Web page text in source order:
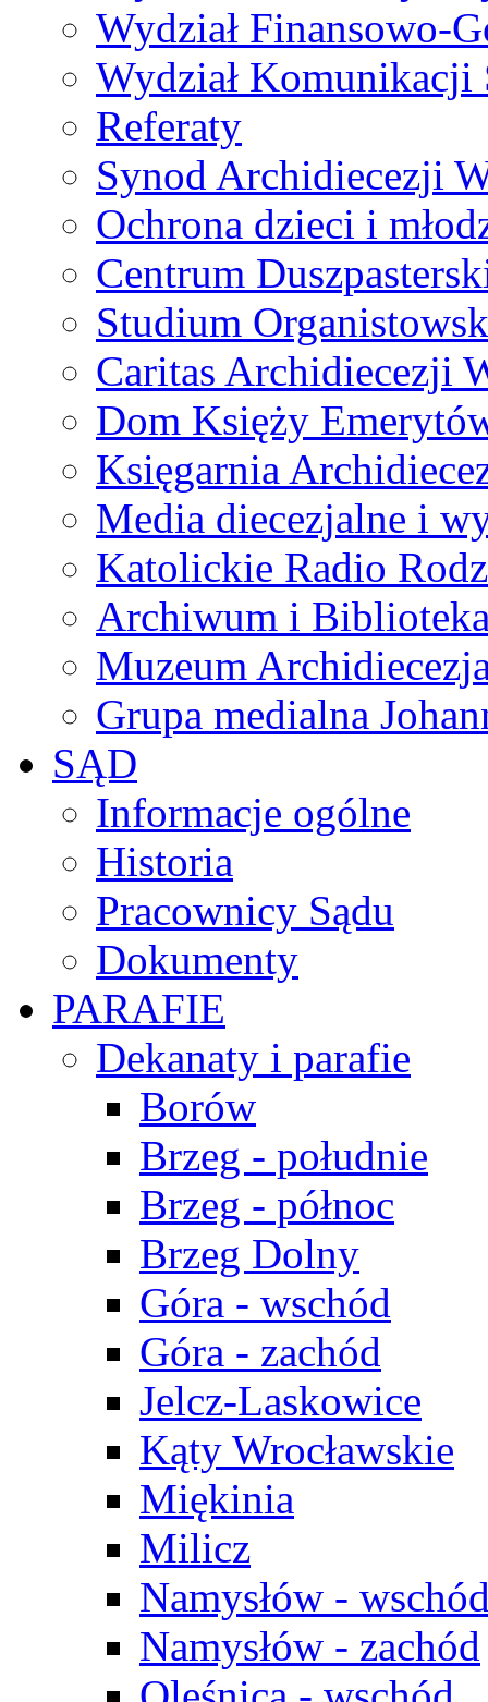
Wydział Finansowo-
Wydział Komunikacji
Referaty
Synod Archidiecezji
Ochrona dzieci i
Centrum
Studium
Caritas Archidiecezji
Dom Księży
Księgarnia
Media diecezjalne i
Katolickie Radio
Archiwum i
Muzeum
Grupa medialna
SĄD
Informacje ogólne
Historia
Pracownicy Sądu
Dokumenty
PARAFIE
Dekanaty i parafie
Borów
Brzeg - południe
Brzeg - północ
Brzeg Dolny
Góra - wschód
Góra - zachód
Jelcz-Laskowice
Kąty Wrocławskie
Miękinia
Milicz
Namysłów -
Namysłów - zachód